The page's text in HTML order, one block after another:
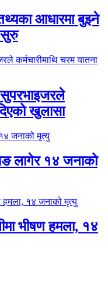
आधारमा बुझ्ने
सुरु
खुलासा
लागेर १४ जनाको
भीषण हमला, १४